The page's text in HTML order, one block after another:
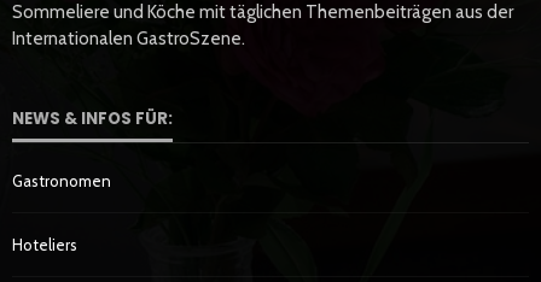
Sommeliere und Köche mit täglichen Themenbeiträgen aus der
Internationalen GastroSzene.
NEWS & INFOS FÜR:
Gastronomen
Hoteliers